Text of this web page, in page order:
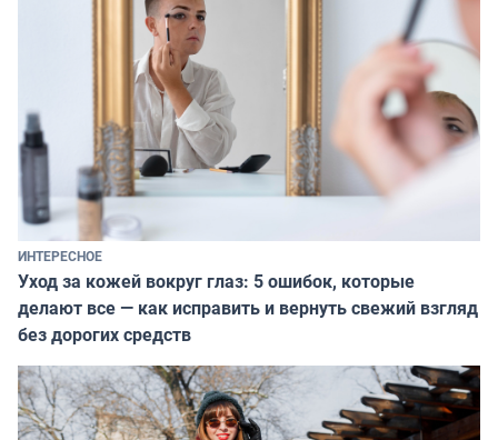
ИНТЕРЕСНОЕ
Уход за кожей вокруг глаз: 5 ошибок, которые
делают все — как исправить и вернуть свежий взгляд
без дорогих средств